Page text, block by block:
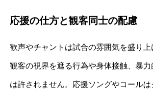
応援の仕方と観客同士の配慮
歓声やチャントは試合の雰囲気を盛り
観客の視界を遮る行為や身体接触、暴
は許されません。応援ソングやコール